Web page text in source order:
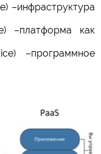
–инфраструктура
–платформа как
–программное